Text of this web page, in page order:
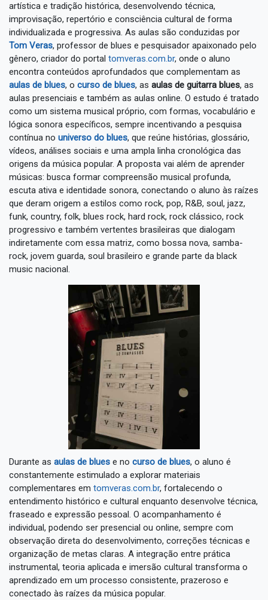
artística e tradição histórica, desenvolvendo técnica,
improvisação, repertório e consciência cultural de forma
individualizada e progressiva. As aulas são conduzidas por
Tom Veras, professor de blues e pesquisador apaixonado pelo
gênero, criador do portal tomveras.com.br, onde o aluno
encontra conteúdos aprofundados que complementam as
aulas de blues, o curso de blues, as aulas de guitarra blues, as
aulas presenciais e também as aulas online. O estudo é tratado
como um sistema musical próprio, com formas, vocabulário e
lógica sonora específicos, sempre incentivando a pesquisa
contínua no universo do blues, que reúne histórias, glossário,
vídeos, análises sociais e uma ampla linha cronológica das
origens da música popular. A proposta vai além de aprender
músicas: busca formar compreensão musical profunda,
escuta ativa e identidade sonora, conectando o aluno às raízes
que deram origem a estilos como rock, pop, R&B, soul, jazz,
funk, country, folk, blues rock, hard rock, rock clássico, rock
progressivo e também vertentes brasileiras que dialogam
indiretamente com essa matriz, como bossa nova, samba-
rock, jovem guarda, soul brasileiro e grande parte da black
music nacional.
Durante as aulas de blues e no curso de blues, o aluno é
constantemente estimulado a explorar materiais
complementares em tomveras.com.br, fortalecendo o
entendimento histórico e cultural enquanto desenvolve técnica,
fraseado e expressão pessoal. O acompanhamento é
individual, podendo ser presencial ou online, sempre com
observação direta do desenvolvimento, correções técnicas e
organização de metas claras. A integração entre prática
instrumental, teoria aplicada e imersão cultural transforma o
aprendizado em um processo consistente, prazeroso e
conectado às raízes da música popular.